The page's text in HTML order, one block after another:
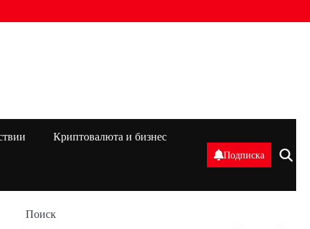
Криптовалюта и бизнес
Подписка
Поиск